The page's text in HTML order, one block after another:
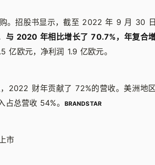
。招股书显示，截至 2022 年 9 月 30
与 2020 年相比增长了 70.7%，年复合
欧元，净利润 1.9 亿欧元。
2022 财年贡献了 72%的营收。美洲地
总营收 54%。
BRANDSTAR
市